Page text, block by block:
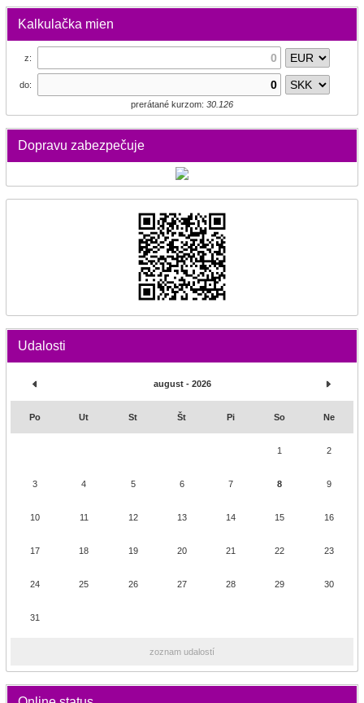
Kalkulačka mien
z:
do:
prerátané kurzom: 30.126
Dopravu zabezpečuje
Udalosti
august - 2026
Po Ut St Št Pi So Ne
1 2
3 4 5 6 7 8 9
10 11 12 13 14 15 16
17 18 19 20 21 22 23
24 25 26 27 28 29 30
31
zoznam udalostí